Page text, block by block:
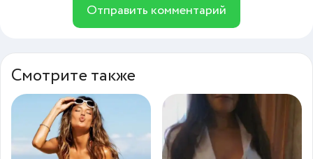
Отправить комментарий
Смотрите также